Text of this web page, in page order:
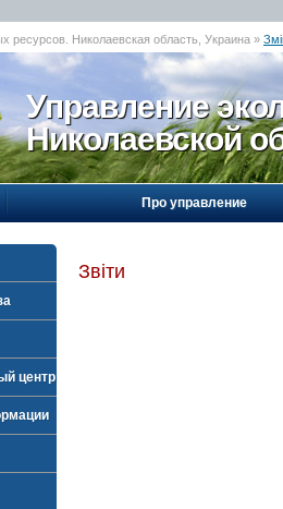
ресурсов. Николаевская область, Украина »
Управление
Николаевской
Про управление
центр
Звіти